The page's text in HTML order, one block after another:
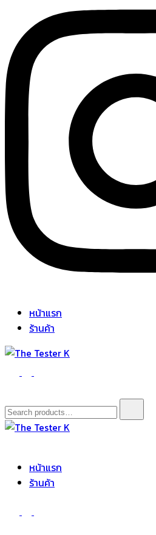
หน้าแรก
ร้านค้า
The Tester K
Korean cosmetics
Search
for:
หน้าแรก
ร้านค้า